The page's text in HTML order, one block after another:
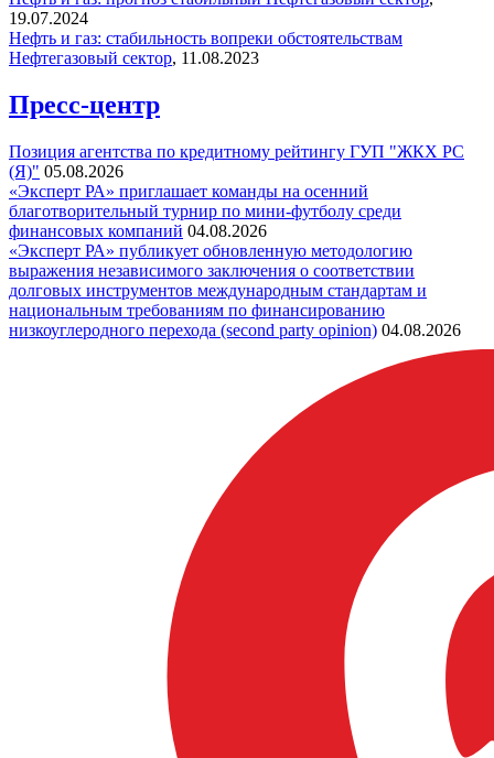
19.07.2024
Нефть и газ: стабильность вопреки обстоятельствам
Нефтегазовый сектор, 11.08.2023
Пресс-центр
Позиция агентства по кредитному рейтингу ГУП "ЖКХ РС
(Я)" 05.08.2026
«Эксперт РА» приглашает команды на осенний
благотворительный турнир по мини-футболу среди
финансовых компаний 04.08.2026
«Эксперт РА» публикует обновленную методологию
выражения независимого заключения о соответствии
долговых инструментов международным стандартам и
национальным требованиям по финансированию
низкоуглеродного перехода (second party opinion) 04.08.2026